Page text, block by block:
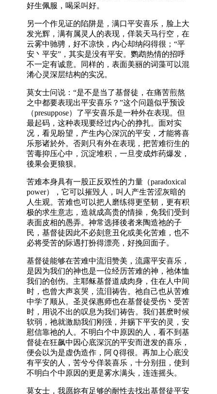
好生佩服，喝采叫好。
另一个作见证的陷阱是，满口平安喜乐，脸上大
发光辉，满有属灵人的表现，佯装天马行空，在
云雾中驰骋，好不凉快，内心却纳闷得很；“平
安丶平安”，其实是没有平安。鹦鹉热情的招呼
不一定有诚意。同样的，表面美丽的词藻可以混
淆心灵深层结构的实况。
莫女士问说：“是不是当了基督徒，在痛苦煎熬
之中都要表现出平安喜乐？”这个问题似乎预设
（presuppose）了平安喜乐是一种外在表现。但
最起码，这种表现要经过内心的挣扎。面对实
况，看见盼望，产生内心深沉的平安，才能将喜
乐形诸於外。否则只有外在表现，把苦难衍生的
苦毒抑压心中，沉淀堆积，一旦变成炸药爆发，
後果会更狼狈。
苦难本身具有一股正反双性的力量（paradoxical
power），它可以摧毁人，叫人产生苦涩灰暗的
人生观。苦难也可以把人磨练得更坚韧，更有积
极的求生意志，造就成高贵的情操，免我们受到
表面皮相的愚弄。神常选择後者来陶造祂的子
民，基督徒因此不必刻意丑化或美化苦难，也不
必将受苦的际遇打扮得漂亮，好挽回面子。
基督徒能够在苦难中流泪赞美，流露平安喜乐，
是因为我们的神也是一位经历苦难的神，祂体恤
我们的创伤。主耶稣基督道成肉身，住在人中间
时，也曾大声哀哭，流泪祷告。祂自己也从苦难
中学了顺从。圣灵保惠师也在基督徒受伤丶受苦
时，用说不出的叹息为我们祷告。我们甚麽时候
软弱，祂就激励我们刚强，并赐下平安的灵，安
慰信靠祂的人。不明白个中原因的人，看不到基
督徒在狂飙中因心底深沉的平安而迸发的喜乐，
便会以为是虚伪造作，阿Ｑ得很。再加上心底没
有平安的人，苦兮兮佯装喜乐，十分别扭，使到
不明白个中原因的更是雾水满头，连连摇头。
莫女士，我愿妳有足够的耐性去找出基督徒平安